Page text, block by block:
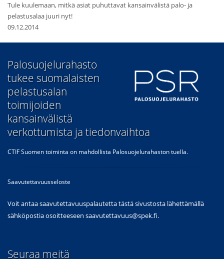
Tule kuulemaan, mitkä asiat puhuttavat kansainvälistä palo- ja
pelastusalaa juuri nyt!
09.12.2014
​Palosuojelurahasto
tukee suomalaisten
pelastusalan
toimijoiden
kansainvälistä
verkottumista ja tiedonvaihtoa
CTIF Suomen toiminta on mahdollista Palosuojelurahaston tuella.
Saavutettavuusseloste
Voit antaa saavutettavuuspalautetta tästä sivustosta lähettämällä
sähköpostia osoitteeseen saavutettavuus@spek.fi.
Seuraa meitä